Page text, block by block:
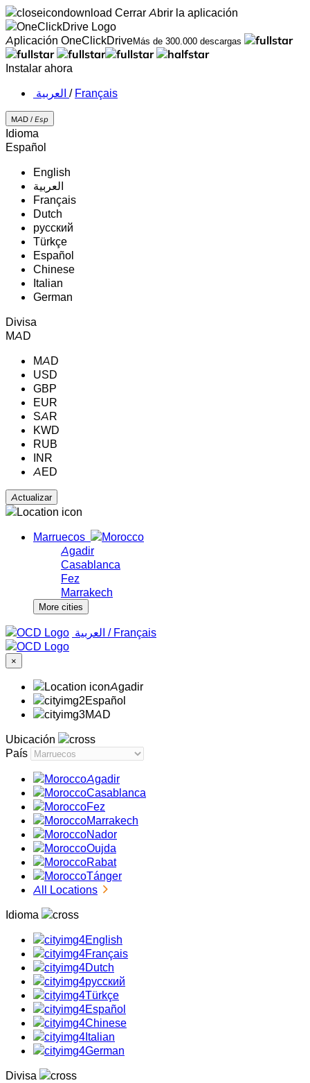
Cerrar Abrir la aplicación
Aplicación OneClickDriveMás de 300.000 descargas
Instalar ahora
‏العربية ‏ / Français
MAD / Esp
Idioma
Español
English
‏العربية‏
Français
Dutch
русский
Türkçe
Español
Chinese
Italian
German
Divisa
MAD
MAD
USD
GBP
EUR
SAR
KWD
RUB
INR
AED
Marruecos
Agadir
Casablanca
Fez
Marrakech
More cities
‏العربية ‏ / Français
×
Agadir
Español
MAD
Ubicación
País
Agadir
Casablanca
Fez
Marrakech
Nador
Oujda
Rabat
Tánger
All Locations
Idioma
English
Français
Dutch
русский
Türkçe
Español
Chinese
Italian
German
Divisa